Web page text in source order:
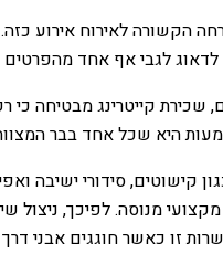
הקשורה לאירוח אירוע
לגבי אף אחד מהפרטים
קייטרינג מבטיחה
היא שכל אחד בבר
כגון קישוטים, סידורי
מנוסה. לפיכך, ניצול
זו כאשר חוגגים אבני דרך